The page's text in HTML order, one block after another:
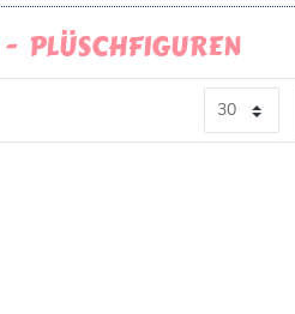
PLÜSCHFIGUREN